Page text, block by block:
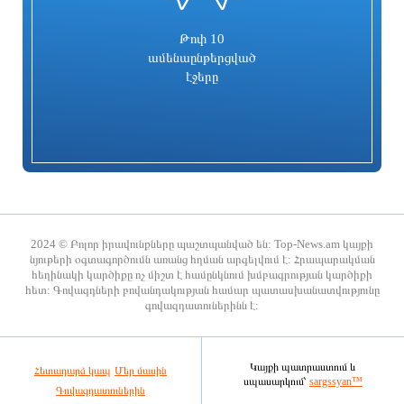
ընտանեկան բռնության 204 գործ է
3 ժամ առաջ
Դորտմունդից» միացել է «Կոմոյին»
3 ժամ առաջ
Հյուրանոցներին աստղեր կշնորհի
3 ժամ առաջ
սանիտարական խախտումների
պատճառով
Թոփ 10
ամենաընթերցված
էջերը
2024 © Բոլոր իրավունքները պաշտպանված են: Top-News.am կայքի
նյութերի օգտագործումն առանց հղման արգելվում է: Հրապարակման
հեղինակի կարծիքը ոչ միշտ է համընկնում խմբագրության կարծիքի
հետ: Գովազդների բովանդակության համար պատասխանատվությունը
գովազդատուներինն է:
Հետադարձ կապ Մեր մասին
Գովազդատուներին
Կայքի պատրաստում և
սպասարկում՝ sargssyan™